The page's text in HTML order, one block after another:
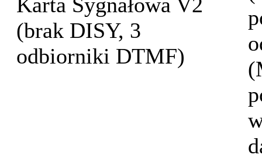
Karta Sygnałowa V2
(brak DISY, 3
odbiorniki DTMF)